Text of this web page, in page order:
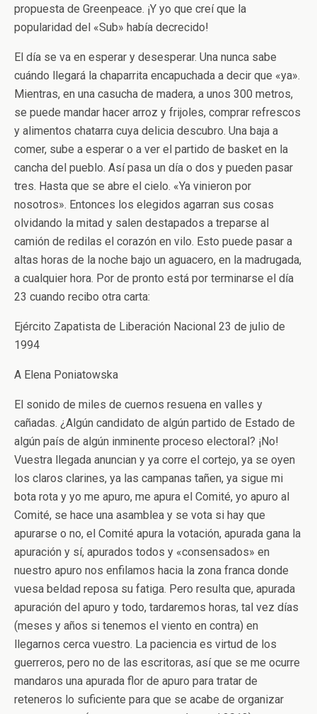
propuesta de Greenpeace. ¡Y yo que creí que la
popularidad del «Sub» había decrecido!
El día se va en esperar y desesperar. Una nunca sabe
cuándo llegará la chaparrita encapuchada a decir que «ya».
Mientras, en una casucha de madera, a unos 300 metros,
se puede mandar hacer arroz y frijoles, comprar refrescos
y alimentos chatarra cuya delicia descubro. Una baja a
comer, sube a esperar o a ver el partido de basket en la
cancha del pueblo. Así pasa un día o dos y pueden pasar
tres. Hasta que se abre el cielo. «Ya vinieron por
nosotros». Entonces los elegidos agarran sus cosas
olvidando la mitad y salen destapados a treparse al
camión de redilas el corazón en vilo. Esto puede pasar a
altas horas de la noche bajo un aguacero, en la madrugada,
a cualquier hora. Por de pronto está por terminarse el día
23 cuando recibo otra carta:
Ejército Zapatista de Liberación Nacional 23 de julio de
1994
A Elena Poniatowska
El sonido de miles de cuernos resuena en valles y
cañadas. ¿Algún candidato de algún partido de Estado de
algún país de algún inminente proceso electoral? ¡No!
Vuestra llegada anuncian y ya corre el cortejo, ya se oyen
los claros clarines, ya las campanas tañen, ya sigue mi
bota rota y yo me apuro, me apura el Comité, yo apuro al
Comité, se hace una asamblea y se vota si hay que
apurarse o no, el Comité apura la votación, apurada gana la
apuración y sí, apurados todos y «consensados» en
nuestro apuro nos enfilamos hacia la zona franca donde
vuesa beldad reposa su fatiga. Pero resulta que, apurada
apuración del apuro y todo, tardaremos horas, tal vez días
(meses y años si tenemos el viento en contra) en
llegarnos cerca vuestro. La paciencia es virtud de los
guerreros, pero no de las escritoras, así que se me ocurre
mandaros una apurada flor de apuro para tratar de
reteneros lo suficiente para que se acabe de organizar